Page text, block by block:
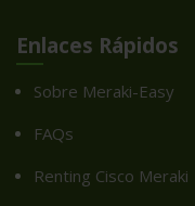
Enlaces Rápidos
Sobre Meraki-Easy
FAQs
Renting Cisco Meraki